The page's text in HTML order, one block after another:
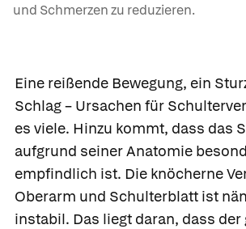
und Schmerzen zu reduzieren.
Eine reißende Bewegung, ein
Schlag – Ursachen für
es viele. Hinzu kommt, dass das
aufgrund seiner Anatomie
empfindlich ist. Die knöcherne
Oberarm und Schulterblatt ist
instabil. Das liegt daran, dass der